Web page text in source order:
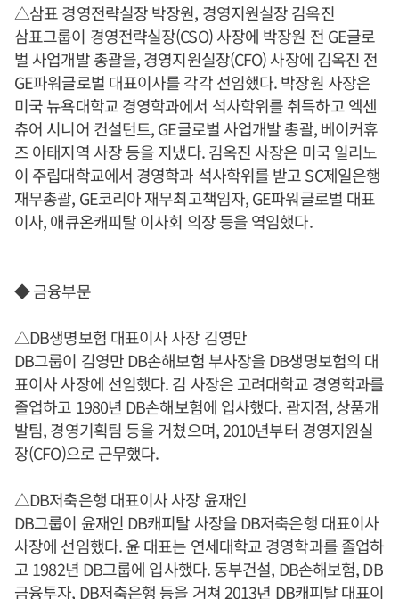
△삼표 경영전략실장 박장원, 경영지원실장 김옥진
삼표그룹이 경영전략실장(CSO) 사장에 박장원 전 GE글로
벌 사업개발 총괄을, 경영지원실장(CFO) 사장에 김옥진 전
GE파워글로벌 대표이사를 각각 선임했다. 박장원 사장은
미국 뉴욕대학교 경영학과에서 석사학위를 취득하고 엑센
츄어 시니어 컨설턴트, GE글로벌 사업개발 총괄, 베이커휴
즈 아태지역 사장 등을 지냈다. 김옥진 사장은 미국 일리노
이 주립대학교에서 경영학과 석사학위를 받고 SC제일은행
재무총괄, GE코리아 재무최고책임자, GE파워글로벌 대표
이사, 애큐온캐피탈 이사회 의장 등을 역임했다.
◆ 금융부문
△DB생명보험 대표이사 사장 김영만
DB그룹이 김영만 DB손해보험 부사장을 DB생명보험의 대
표이사 사장에 선임했다. 김 사장은 고려대학교 경영학과를
졸업하고 1980년 DB손해보험에 입사했다. 괌지점, 상품개
발팀, 경영기획팀 등을 거쳤으며, 2010년부터 경영지원실
장(CFO)으로 근무했다.
△DB저축은행 대표이사 사장 윤재인
DB그룹이 윤재인 DB캐피탈 사장을 DB저축은행 대표이사
사장에 선임했다. 윤 대표는 연세대학교 경영학과를 졸업하
고 1982년 DB그룹에 입사했다. 동부건설, DB손해보험, DB
금융투자, DB저축은행 등을 거쳐 2013년 DB캐피탈 대표이